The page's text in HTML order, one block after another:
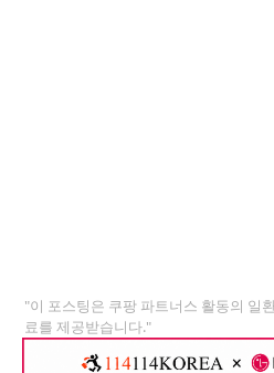
"이 포스팅은 쿠팡 파트너스 활동의 일
료를 제공받습니다."